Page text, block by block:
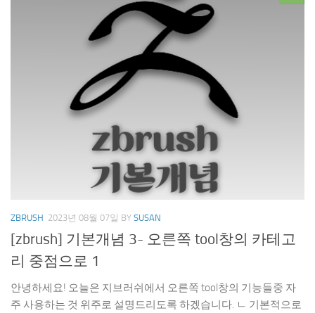
ZBRUSH 2023년 08월 07일 BY SUSAN
[zbrush] 기본개념 3- 오른쪽 tool창의 카테고
리 중점으로 1
안녕하세요! 오늘은 지브러쉬에서 오른쪽 tool창의 기능들중 자
주 사용하는 것 위주로 설명드리도록 하겠습니다. ㄴ 기본적으로